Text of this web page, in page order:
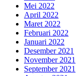
Mei 2022
April 2022
Maret 2022
Februari 2022
Januari 2022
Desember 2021
November 2021
September 2021